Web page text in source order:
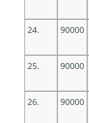
24.
90000
25. 90000
26.
90000